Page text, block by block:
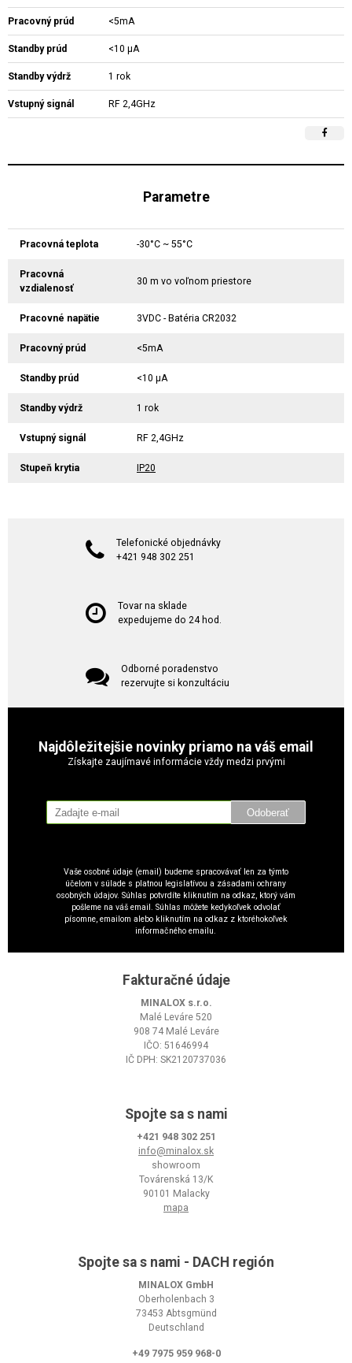
Pracovný prúd <5mA
Standby prúd <10 µA
Standby výdrž 1 rok
Vstupný signál RF 2,4GHz
Parametre
Pracovná teplota -30°C ~ 55°C
Pracovná
vzdialenosť
30 m vo voľnom priestore
Pracovné napätie 3VDC - Batéria CR2032
Pracovný prúd <5mA
Standby prúd <10 µA
Standby výdrž 1 rok
Vstupný signál RF 2,4GHz
Stupeň krytia IP20
Telefonické objednávky
+421 948 302 251
Tovar na sklade
expedujeme do 24 hod.
Odborné poradenstvo
rezervujte si konzultáciu
Najdôležitejšie novinky priamo na váš email
Získajte zaujímavé informácie vždy medzi prvými
Odoberať
Vaše osobné údaje (email) budeme spracovávať len za týmto
účelom v súlade s platnou legislatívou a zásadami ochrany
osobných údajov. Súhlas potvrdíte kliknutím na odkaz, ktorý vám
pošleme na váš email. Súhlas môžete kedykoľvek odvolať
písomne, emailom alebo kliknutím na odkaz z ktoréhokoľvek
informačného emailu.
Fakturačné údaje
MINALOX s.r.o.
Malé Leváre 520
908 74 Malé Leváre
IČO: 51646994
IČ DPH: SK2120737036
Spojte sa s nami
+421 948 302 251
info@minalox.sk
showroom
Továrenská 13/K
90101 Malacky
mapa
Spojte sa s nami - DACH región
MINALOX GmbH
Oberholenbach 3
73453 Abtsgmünd
Deutschland
+49 7975 959 968-0